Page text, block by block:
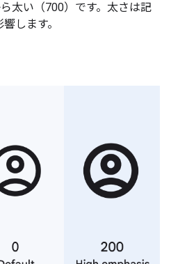
太い（700）です。太さは記
します。